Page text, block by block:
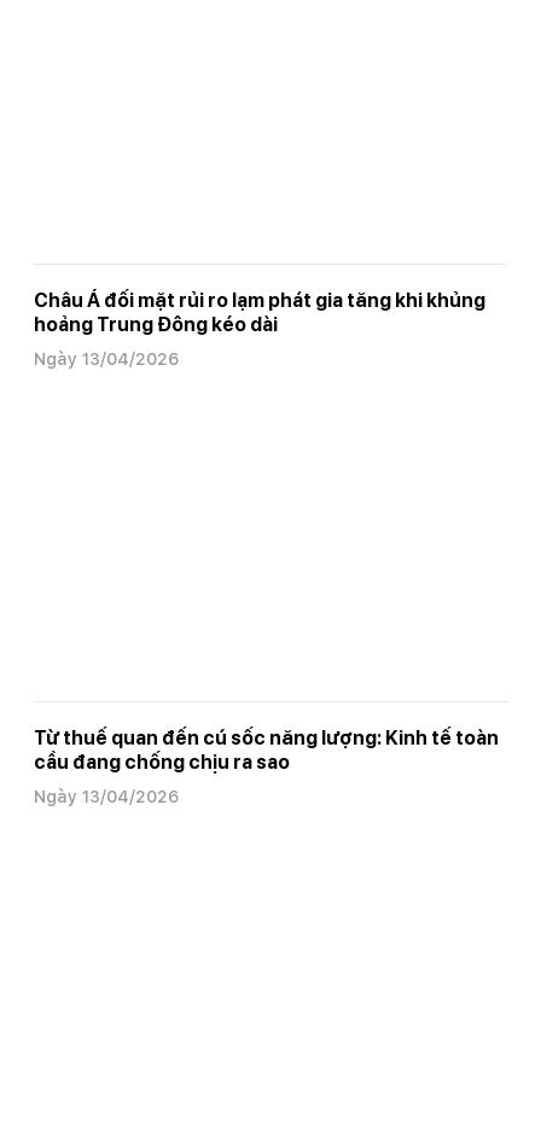
Châu Á đối mặt rủi ro lạm phát gia tăng khi khủng
hoảng Trung Đông kéo dài
Ngày 13/04/2026
Từ thuế quan đến cú sốc năng lượng: Kinh tế toàn
cầu đang chống chịu ra sao
Ngày 13/04/2026